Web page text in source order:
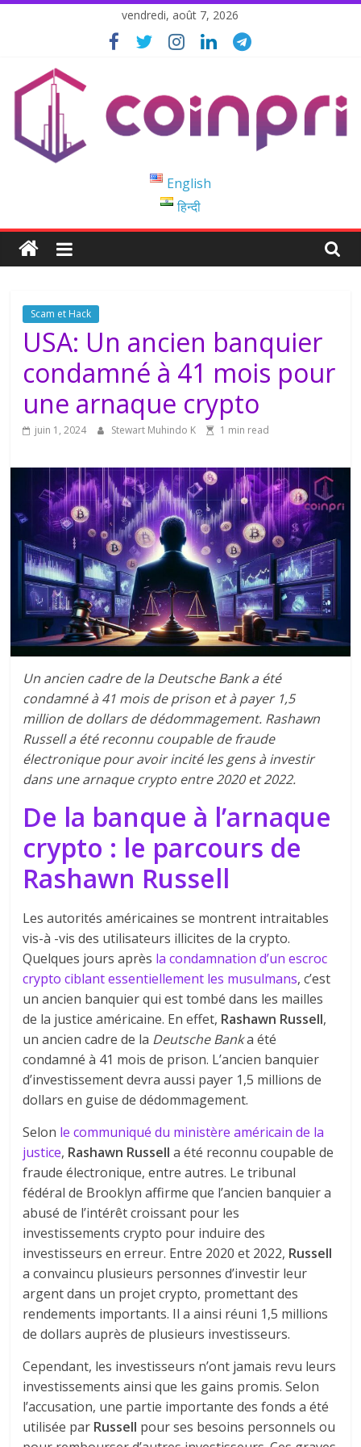
Passer
vendredi, août 7, 2026
Blockchain
Easy
to
English
हिन्दी
Scam et Hack
USA: Un ancien banquier
condamné à 41 mois pour
une arnaque crypto
juin 1, 2024 Stewart Muhindo K 1 min read
Un ancien cadre de la Deutsche Bank a été
condamné à 41 mois de prison et à payer 1,5
million de dollars de dédommagement. Rashawn
Russell a été reconnu coupable de fraude
électronique pour avoir incité les gens à investir
dans une arnaque crypto entre 2020 et 2022.
De la banque à l’arnaque
crypto : le parcours de
Rashawn Russell
Les autorités américaines se montrent intraitables
vis-à -vis des utilisateurs illicites de la crypto.
Quelques jours après la condamnation d’un escroc
crypto ciblant essentiellement les musulmans, c’est
un ancien banquier qui est tombé dans les mailles
de la justice américaine. En effet, Rashawn Russell,
un ancien cadre de la Deutsche Banka été
condamné à 41 mois de prison. L’ancien banquier
d’investissement devra aussi payer 1,5 millions de
dollars en guise de dédommagement.
Selon le communiqué du ministère américain de la
justice, Rashawn Russella été reconnu coupable de
fraude électronique, entre autres. Le tribunal
fédéral de Brooklyn affirme que l’ancien banquier a
abusé de l’intérêt croissant pour les
investissements crypto pour induire des
investisseurs en erreur. Entre 2020 et 2022, Russell
a convaincu plusieurs personnes d’investir leur
argent dans un projet crypto, promettant des
rendements importants. Il a ainsi réuni 1,5 millions
de dollars auprès de plusieurs investisseurs.
Cependant, les investisseurs n’ont jamais revu leurs
investissements ainsi que les gains promis. Selon
l’accusation, une partie importante des fonds a été
utilisée par Russell pour ses besoins personnels ou